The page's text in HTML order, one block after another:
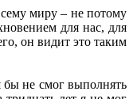
миру – не потому
для нас, для
он видит это таким
бы не смог выполнять